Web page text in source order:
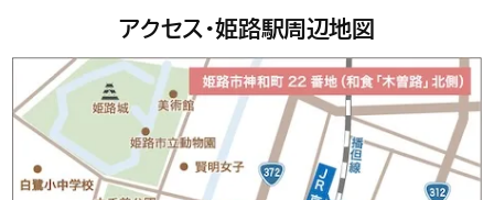
アクセス・姫路駅周辺地図